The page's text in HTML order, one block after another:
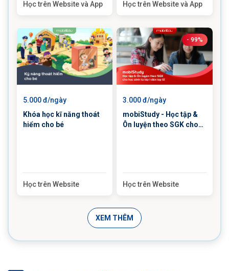
Học trên Website và App Học trên Website và App
5.000 đ/ngày
Khóa học kĩ năng thoát
hiểm cho bé
Học trên Website
- 99%
3.000 đ/ngày
mobiStudy - Học tập &
Ôn luyện theo SGK cho
Học trên Website
XEM THÊM